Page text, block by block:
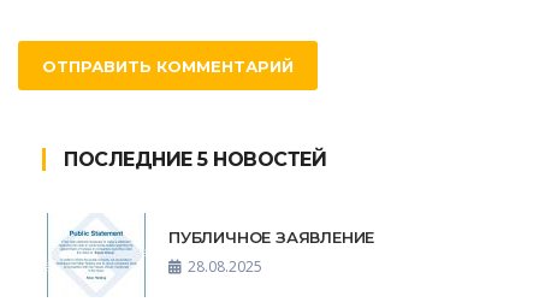
ОТПРАВИТЬ КОММЕНТАРИЙ
ПОСЛЕДНИЕ 5 НОВОСТЕЙ
ПУБЛИЧНОЕ ЗАЯВЛЕНИЕ
28.08.2025